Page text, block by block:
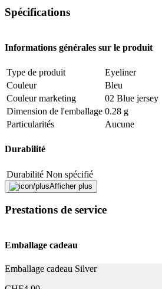
Spécifications
Informations générales sur le produit
Type de produit
Eyeliner
Couleur
Bleu
Couleur marketing
02 Blue jersey
Dimension de l'emballage 0.28 g
Particularités
Aucune
Durabilité
Durabilité Non spécifié
Testé dermatologiquement
Afficher plus
Prestations de service
Emballage cadeau
Emballage cadeau Silver